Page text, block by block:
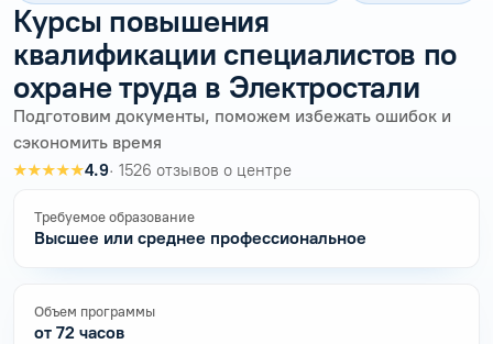
Курсы повышения
квалификации специалистов по
охране труда в Электростали
Подготовим документы, поможем избежать ошибок и
сэкономить время
★★★★★4.9· 1526 отзывов о центре
Требуемое образование
Высшее или среднее профессиональное
Объем программы
от 72 часов